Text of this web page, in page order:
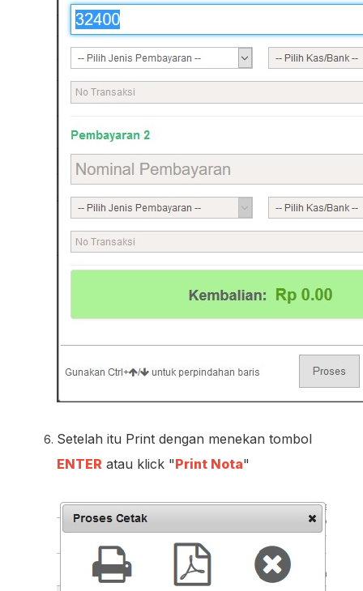
Setelah itu Print dengan menekan tombol
ENTER atau klick "Print Nota"